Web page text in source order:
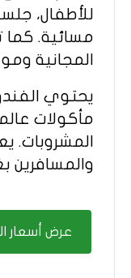
للأطفال،
مسائية. كما
المجانية
يحتوي
مأكولات
المشروبات.
والمسافرين
عرض أسعار